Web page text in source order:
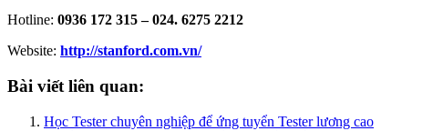
Hotline: 0936 172 315 – 024. 6275 2212
Website: http://stanford.com.vn/
Bài viết liên quan:
Học Tester chuyên nghiệp để ứng tuyển Tester lương cao